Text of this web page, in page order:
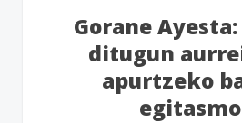
Gorane
ditugun
apurtzeko